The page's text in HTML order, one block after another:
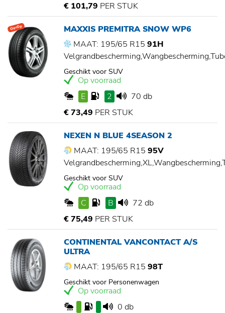
€ 101,79 PER STUK
Op=Op
MAXXIS PREMITRA SNOW WP6
MAAT: 195/65 R15 91H
Geschikt voor SUV
Op voorraad
E
2
70 db
€ 73,49 PER STUK
NEXEN N BLUE 4SEASON 2
MAAT: 195/65 R15 95V
Geschikt voor SUV
Op voorraad
C
B
72 db
€ 75,49 PER STUK
CONTINENTAL VANCONTACT A/S
ULTRA
MAAT: 195/65 R15 98T
Geschikt voor Personenwagen
Op voorraad
0 db